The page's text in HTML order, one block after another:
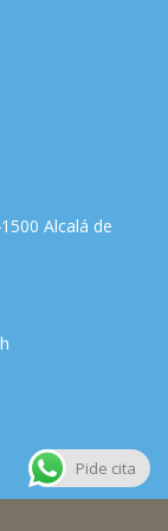
Alcalá de
Pide cita